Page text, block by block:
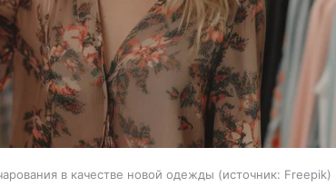
в качестве новой одежды источник: Freepik